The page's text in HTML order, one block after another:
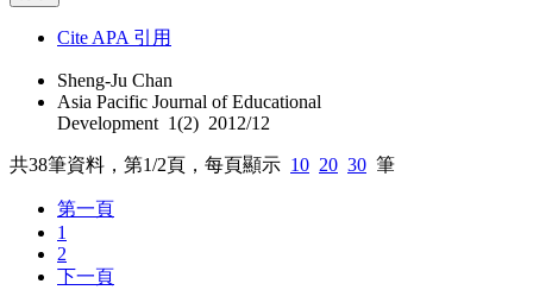
Cite APA 引用
Sheng-Ju Chan
Asia Pacific Journal of Educational
Development 1(2) 2012/12
共38筆資料，第1/2頁，每頁顯示 10 20 30 筆
第一頁
1
2
下一頁